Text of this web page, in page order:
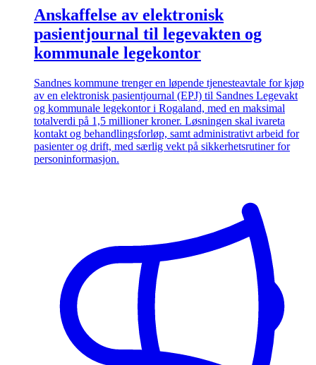
Anskaffelse av elektronisk
pasientjournal til legevakten og
kommunale legekontor
Sandnes kommune trenger en løpende tjenesteavtale for kjøp
av en elektronisk pasientjournal (EPJ) til Sandnes Legevakt
og kommunale legekontor i Rogaland, med en maksimal
totalverdi på 1,5 millioner kroner. Løsningen skal ivareta
kontakt og behandlingsforløp, samt administrativt arbeid for
pasienter og drift, med særlig vekt på sikkerhetsrutiner for
personinformasjon.